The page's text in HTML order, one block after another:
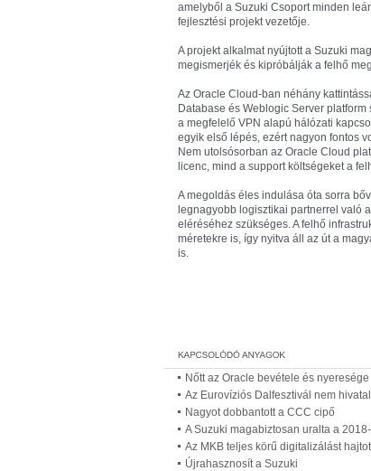
amelyből a Suzuki Csoport minden
fejlesztési projekt vezetője.
A projekt alkalmat nyújtott a Suzuki
megismerjék és kipróbálják a felhő
Az Oracle Cloud-ban néhány
Database és Weblogic Server
a megfelelő VPN alapú hálózati
egyik első lépés, ezért nagyon fontos
Nem utolsósorban az Oracle Cloud
licenc, mind a support költségeket a
A megoldás éles indulása óta sorra
legnagyobb logisztikai partnerrel való
eléréséhez szükséges. A felhő
méretekre is, így nyitva áll az út a
is.
Nőtt az Oracle bevétele és nyeresége
Az Eurovíziós Dalfesztivál nem
Nagyot dobbantott a CCC cipő
A Suzuki magabiztosan uralta a
Az MKB teljes körű digitalizálást
Újrahasznosít a Suzuki